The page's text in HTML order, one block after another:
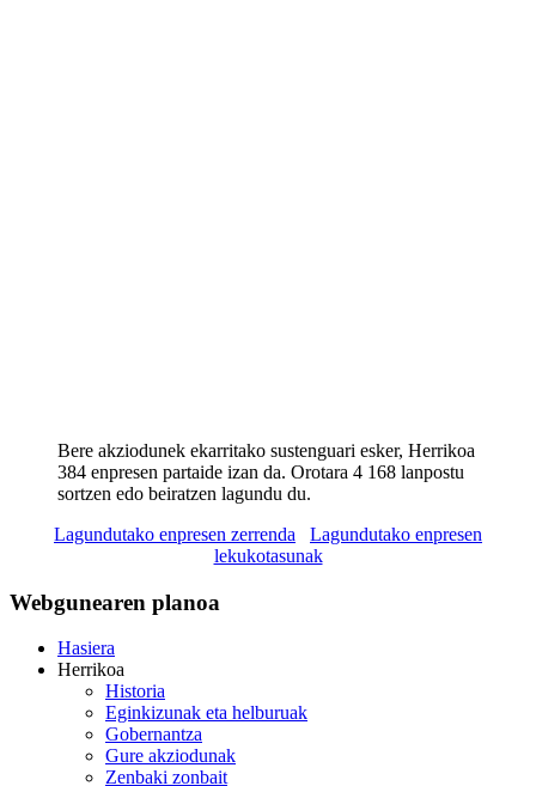
Bere akziodunek ekarritako sustenguari esker, Herrikoa
384 enpresen partaide izan da. Orotara 4 168 lanpostu
sortzen edo beiratzen lagundu du.
Lagundutako enpresen zerrenda
Lagundutako enpresen
lekukotasunak
Webgunearen planoa
Hasiera
Herrikoa
Historia
Eginkizunak eta helburuak
Gobernantza
Gure akziodunak
Zenbaki zonbait